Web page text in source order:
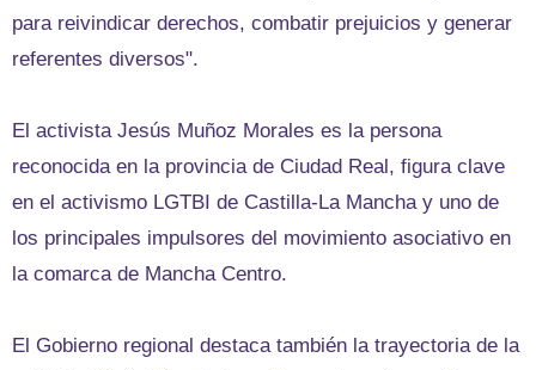
para reivindicar derechos, combatir prejuicios y generar
referentes diversos".
El activista Jesús Muñoz Morales es la persona
reconocida en la provincia de Ciudad Real, figura clave
en el activismo LGTBI de Castilla-La Mancha y uno de
los principales impulsores del movimiento asociativo en
la comarca de Mancha Centro.
El Gobierno regional destaca también la trayectoria de la